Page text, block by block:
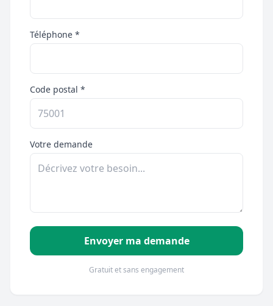
Téléphone *
Code postal *
Votre demande
Envoyer ma demande
Gratuit et sans engagement